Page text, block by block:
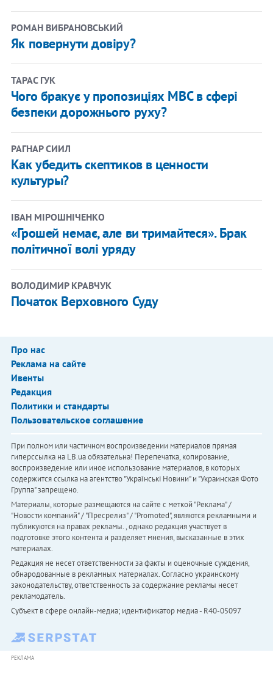
РОМАН ВИБРАНОВСЬКИЙ
Як повернути довіру?
ТАРАС ГУК
Чого бракує у пропозиціях МВС в сфері
безпеки дорожнього руху?
РАГНАР СИИЛ
Как убедить скептиков в ценности
культуры?
ІВАН МІРОШНІЧЕНКО
«Грошей немає, але ви тримайтеся». Брак
політичної волі уряду
ВОЛОДИМИР КРАВЧУК
Початок Верховного Суду
Про нас
Реклама на сайте
Ивенты
Редакция
Политики и стандарты
Пользовательское соглашение
При полном или частичном воспроизведении материалов прямая
гиперссылка на LB.ua обязательна! Перепечатка, копирование,
воспроизведение или иное использование материалов, в которых
содержится ссылка на агентство "Українськi Новини" и "Украинская Фото
Группа" запрещено.
Материалы, которые размещаются на сайте с меткой "Реклама" /
"Новости компаний" / "Пресрелиз" / "Promoted", являются рекламными и
публикуются на правах рекламы. , однако редакция участвует в
подготовке этого контента и разделяет мнения, высказанные в этих
материалах.
Редакция не несет ответственности за факты и оценочные суждения,
обнародованные в рекламных материалах. Согласно украинскому
законодательству, ответственность за содержание рекламы несет
рекламодатель.
Субъект в сфере онлайн-медиа; идентификатор медиа - R40-05097
РЕКЛАМА